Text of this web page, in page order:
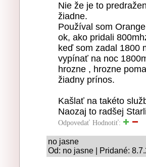
Nie že je to
žiadne.
Používal som
ok, ako pridali
keď som zadal 1800
vypínať na noc
hrozne , hrozne
žiadny prínos.
Kašlať na takéto
Naozaj to radšej
Odpovedať Hodnotiť:
no jasne
Od: no jasne | Pridané: